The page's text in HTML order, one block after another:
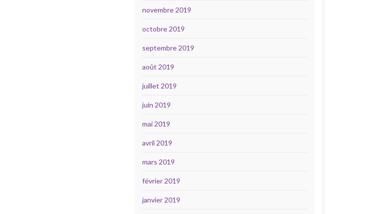
novembre 2019
octobre 2019
septembre 2019
août 2019
juillet 2019
juin 2019
mai 2019
avril 2019
mars 2019
février 2019
janvier 2019